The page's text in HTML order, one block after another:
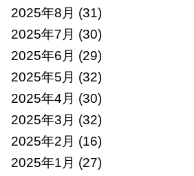
2025年8月 (31)
2025年7月 (30)
2025年6月 (29)
2025年5月 (32)
2025年4月 (30)
2025年3月 (32)
2025年2月 (16)
2025年1月 (27)